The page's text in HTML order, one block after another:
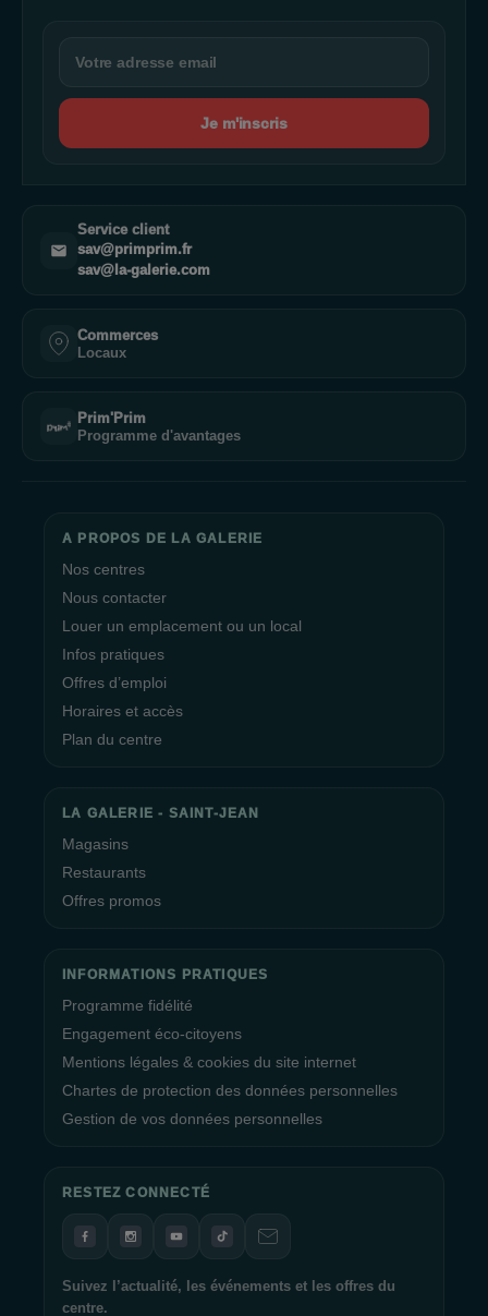
Je m'inscris
Service client
sav@primprim.fr
sav@la-galerie.com
Commerces
Locaux
Prim'Prim
Programme d'avantages
A PROPOS DE LA GALERIE
Nos centres
Nous contacter
Louer un emplacement ou un local
Infos pratiques
Offres d’emploi
Horaires et accès
Plan du centre
LA GALERIE - SAINT-JEAN
Magasins
Restaurants
Offres promos
INFORMATIONS PRATIQUES
Programme fidélité
Engagement éco-citoyens
Mentions légales & cookies du site internet
Chartes de protection des données personnelles
Gestion de vos données personnelles
RESTEZ CONNECTÉ
Suivez l’actualité, les événements et les offres du
centre.